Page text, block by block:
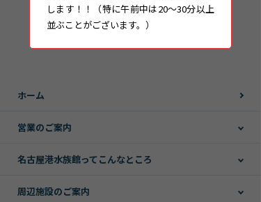
ホーム
営業のご案内
名古屋港水族館ってこんなところ
周辺施設のご案内
します！！（特に午前中は20～30分以上
並ぶことがございます。）